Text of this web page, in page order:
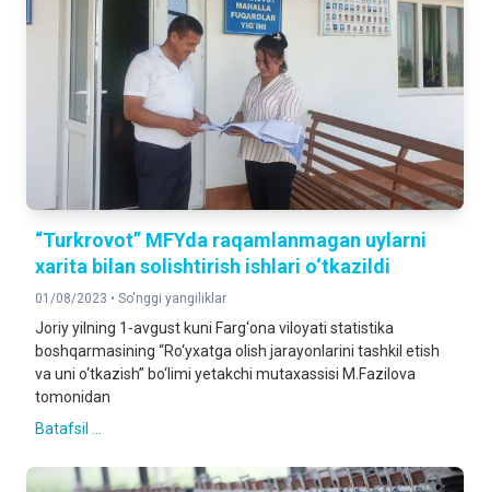
“Turkrovot” MFYda raqamlanmagan uylarni
xarita bilan solishtirish ishlari o‘tkazildi
01/08/2023 • So'nggi yangiliklar
Joriy yilning 1-avgust kuni Farg‘ona viloyati statistika
boshqarmasining “Ro‘yxatga olish jarayonlarini tashkil etish
va uni o‘tkazish” bo‘limi yetakchi mutaxassisi M.Fazilova
tomonidan
Batafsil ...